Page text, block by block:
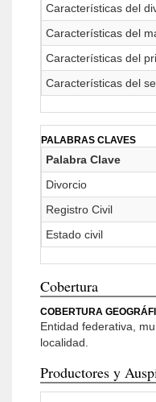
Características del
Características del
Características del
Características del
PALABRAS CLAVES
Palabra Clave
Divorcio
Registro Civil
Estado civil
Cobertura
COBERTURA
Entidad federativa,
localidad.
Productores y